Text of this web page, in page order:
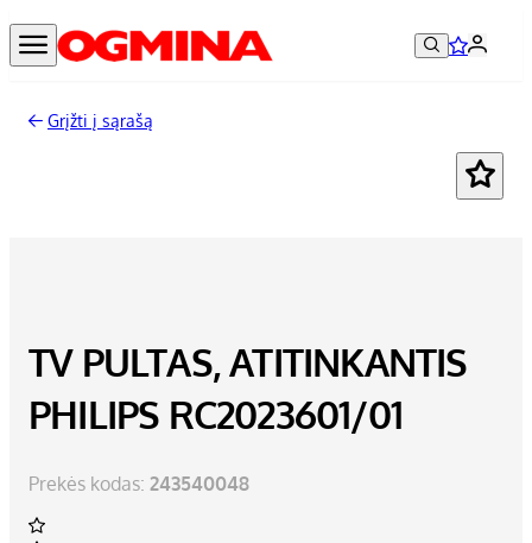
Grįžti į sąrašą
TV PULTAS, ATITINKANTIS
PHILIPS RC2023601/01
Prekės kodas: 243540048